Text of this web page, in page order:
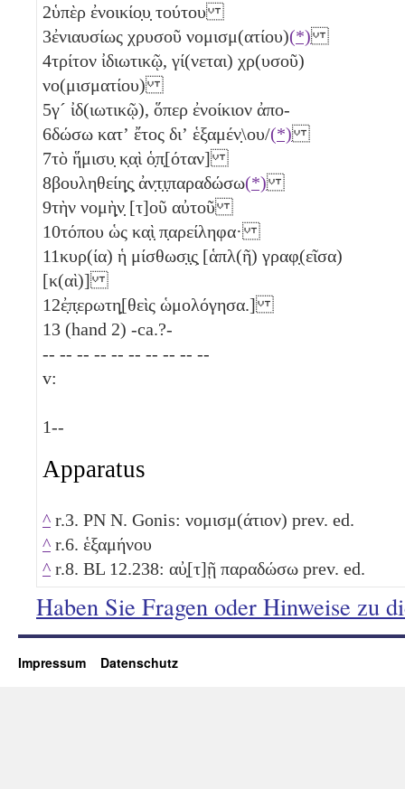
2ὑπὲρ ἐνοικίο̣υ̣ τούτου
3ἐνιαυσίως χρυσοῦ νομισμ(ατίου)(*)
4τρίτον ἰδιωτικῷ, γί(νεται) χρ(υσοῦ)
νο(μισματίου)
5γ´ ἰδ(ιωτικῷ), ὅπερ ἐνοίκιον ἀπο-
6δώσω κατʼ ἔτος διʼ ἑξαμέν̣\ου/(*)
7τὸ ἥμισυ̣ κ̣α̣ὶ ὁ̣π̣[όταν]
8βουληθείη̣ς̣ ἀν̣τ̣ι̣παραδώσω(*)
9τὴν νομὴ̣ν̣ [τ]οῦ αὐτοῦ
10τόπου ὡς κα̣ὶ̣ π̣αρείληφα·
11κυρ(ία) ἡ μίσθωσ̣ι̣ς̣ [ἁπλ(ῆ) γραφ̣(εῖσα)
[κ(αὶ)]
12ἐ̣π̣ερωτη̣[θεὶς ὡμολόγησα.]
13 (hand 2) -ca.?-
-- -- -- -- -- -- -- -- -- --
v:
1--
Apparatus
^ r.3. PN N. Gonis: νομισμ(άτιον) prev. ed.
^ r.6. ἑξαμήνου
^ r.8. BL 12.238: αὐ̣[τ]ῇ παραδώσω prev. ed.
Haben Sie Fragen oder Hinweise zu
Impressum Datenschutz